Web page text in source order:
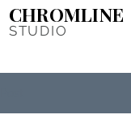
STUDIO
CHROMLINE